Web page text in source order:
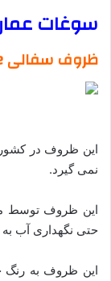
سوغات
ظروف سفالی
این ظروف در کشور
نمی گیرد.
این ظروف توسط
حتی نگهداری آب
این ظروف به رنگ